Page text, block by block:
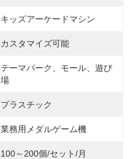
キッズアーケードマシン
カスタマイズ可能
テーマパーク、モール、遊び
場
プラスチック
業務用メダルゲーム機
100～200個/セット/月